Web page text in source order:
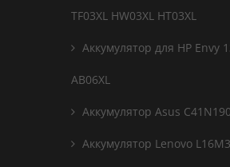
TF03XL HW03XL HT03XL
Аккумулятор для HP Envy
AB06XL
Аккумулятор Asus
Аккумулятор Lenovo